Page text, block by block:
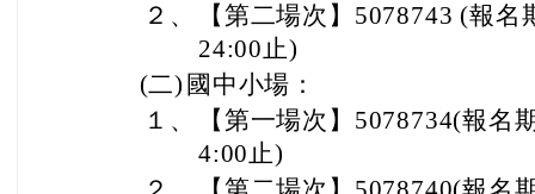
２、
【第二場次】5078743 (報
24:00止)
(二) 國中小場：
１、
【第一場次】5078734(報名
4:00止)